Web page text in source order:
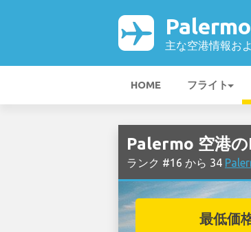
主な空港情報お
HOME フライト
Palermo 空港の
ランク #16 から 34
最低価